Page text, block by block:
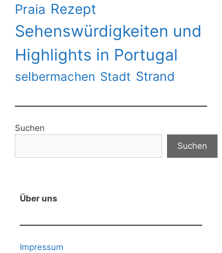
Praia Rezept
Sehenswürdigkeiten und
Highlights in Portugal
selbermachen Stadt Strand
Suchen
Suchen
Über uns
Impressum